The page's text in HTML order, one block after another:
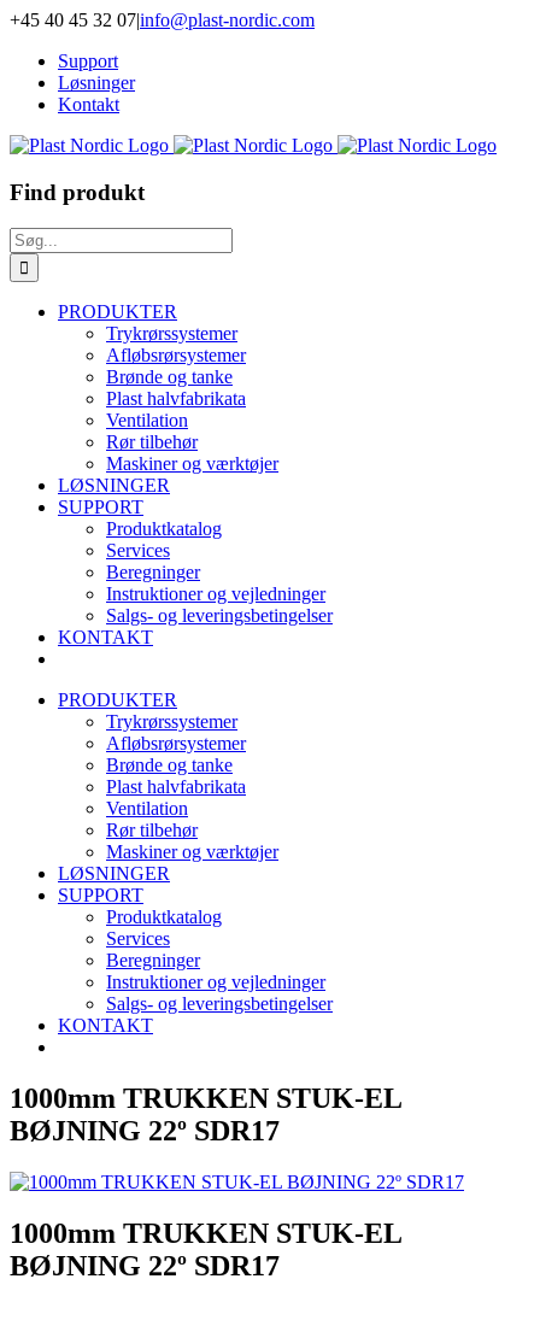
Skip
content
+45 40 45 32 07|info@plast-nordic.com
Support
Løsninger
Kontakt
Find produkt
Søg
efter:
PRODUKTER
Trykrørssystemer
Afløbsrørsystemer
Brønde og tanke
Plast halvfabrikata
Ventilation
Rør tilbehør
Maskiner og værktøjer
LØSNINGER
SUPPORT
Produktkatalog
Services
Beregninger
Instruktioner og vejledninger
Salgs- og leveringsbetingelser
KONTAKT
PRODUKTER
Trykrørssystemer
Afløbsrørsystemer
Brønde og tanke
Plast halvfabrikata
Ventilation
Rør tilbehør
Maskiner og værktøjer
LØSNINGER
SUPPORT
Produktkatalog
Services
Beregninger
Instruktioner og vejledninger
Salgs- og leveringsbetingelser
KONTAKT
1000mm TRUKKEN STUK-EL
BØJNING 22º SDR17
1000mm TRUKKEN STUK-EL
BØJNING 22º SDR17